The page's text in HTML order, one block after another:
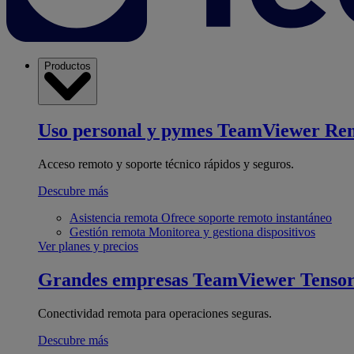
Productos
Uso personal y pymes TeamViewer
Acceso remoto y soporte técnico rápidos y seguros.
Descubre más
Asistencia remota Ofrece soporte remoto instantáneo
Gestión remota Monitorea y gestiona dispositivos
Ver planes y precios
Grandes empresas TeamViewer Tensor
Conectividad remota para operaciones seguras.
Descubre más